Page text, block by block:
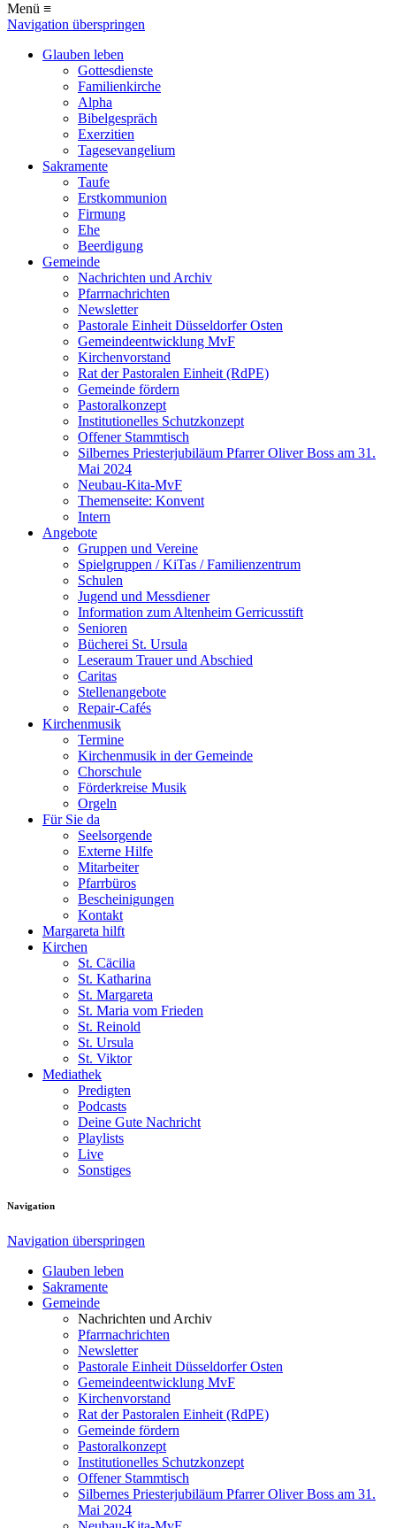
Menü ≡
Navigation überspringen
Glauben leben
Gottesdienste
Familienkirche
Alpha
Bibelgespräch
Exerzitien
Tagesevangelium
Sakramente
Taufe
Erstkommunion
Firmung
Ehe
Beerdigung
Gemeinde
Nachrichten und Archiv
Pfarrnachrichten
Newsletter
Pastorale Einheit Düsseldorfer Osten
Gemeindeentwicklung MvF
Kirchenvorstand
Rat der Pastoralen Einheit (RdPE)
Gemeinde fördern
Pastoralkonzept
Institutionelles Schutzkonzept
Offener Stammtisch
Silbernes Priesterjubiläum Pfarrer Oliver Boss am 31.
Mai 2024
Neubau-Kita-MvF
Themenseite: Konvent
Intern
Angebote
Gruppen und Vereine
Spielgruppen / KiTas / Familienzentrum
Schulen
Jugend und Messdiener
Information zum Altenheim Gerricusstift
Senioren
Bücherei St. Ursula
Leseraum Trauer und Abschied
Caritas
Stellenangebote
Repair-Cafés
Kirchenmusik
Termine
Kirchenmusik in der Gemeinde
Chorschule
Förderkreise Musik
Orgeln
Für Sie da
Seelsorgende
Externe Hilfe
Mitarbeiter
Pfarrbüros
Bescheinigungen
Kontakt
Margareta hilft
Kirchen
St. Cäcilia
St. Katharina
St. Margareta
St. Maria vom Frieden
St. Reinold
St. Ursula
St. Viktor
Mediathek
Predigten
Podcasts
Deine Gute Nachricht
Playlists
Live
Sonstiges
Navigation
Navigation überspringen
Glauben leben
Sakramente
Gemeinde
Nachrichten und Archiv
Pfarrnachrichten
Newsletter
Pastorale Einheit Düsseldorfer Osten
Gemeindeentwicklung MvF
Kirchenvorstand
Rat der Pastoralen Einheit (RdPE)
Gemeinde fördern
Pastoralkonzept
Institutionelles Schutzkonzept
Offener Stammtisch
Silbernes Priesterjubiläum Pfarrer Oliver Boss am 31.
Mai 2024